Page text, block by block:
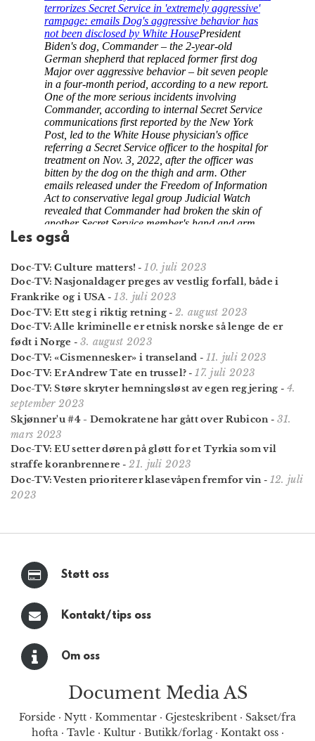
Les også
Doc-TV: Culture matters! -10. juli 2023
Doc-TV: Nasjonaldager preges av vestlig forfall, både i
Frankrike og i USA -13. juli 2023
Doc-TV: Ett steg i riktig retning- 2. august 2023
Doc-TV: Alle kriminelle er etnisk norske så lenge de er
født i Norge - 3. august 2023
Doc-TV: «Cismennesker» i transeland - 11. juli 2023
Doc-TV: Er Andrew Tate en trussel? -17. juli 2023
Doc-TV: Støre skryter hemningsløst av egen regjering - 4.
september 2023
Skjønner'u #4 - Demokratene har gått over Rubicon- 31.
mars 2023
Doc-TV: EU setter døren på gløtt for et Tyrkia som vil
straffe koran­brennere -21. juli 2023
Doc-TV: Vesten prioriterer klasevåpen fremfor vin- 12. juli
2023
Støtt oss
Kontakt/tips oss
Om oss
Document Media AS
Forside · Nytt · Kommentar · Gjesteskribent · Sakset/fra
hofta· Tavle· Kultur· Butikk/forlag· Kontakt oss·